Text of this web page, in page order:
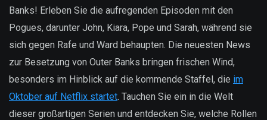
Banks! Erleben Sie die aufregenden Episoden mit den
Pogues, darunter John, Kiara, Pope und Sarah, während sie
sich gegen Rafe und Ward behaupten. Die neuesten News
zur Besetzung von Outer Banks bringen frischen Wind,
besonders im Hinblick auf die kommende Staffel, die im
Oktober auf Netflix startet. Tauchen Sie ein in die Welt
dieser großartigen Serien und entdecken Sie, welche Rollen